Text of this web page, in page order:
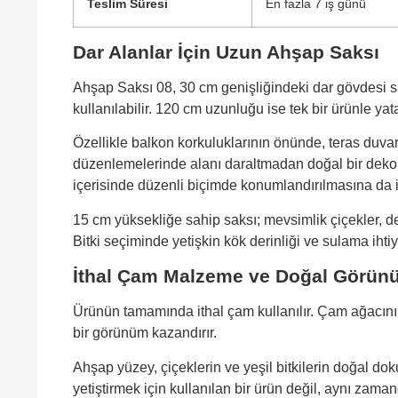
Teslim Süresi En fazla 7 iş günü
Dar Alanlar İçin Uzun Ahşap Saksı
Ahşap Saksı 08, 30 cm genişliğindeki dar gövdesi
kullanılabilir. 120 cm uzunluğu ise tek bir ürünle
Özellikle balkon korkuluklarının önünde, teras
düzenlemelerinde alanı daraltmadan doğal bir
içerisinde düzenli biçimde konumlandırılmasına da
15 cm yüksekliğe sahip saksı; mevsimlik çiçekler,
Bitki seçiminde yetişkin kök derinliği ve sulama
İthal Çam Malzeme ve Doğal
Ürünün tamamında ithal çam kullanılır. Çam
bir görünüm kazandırır.
Ahşap yüzey, çiçeklerin ve yeşil bitkilerin doğal
yetiştirmek için kullanılan bir ürün değil, aynı